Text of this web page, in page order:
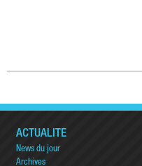
ACTUALITÉ
News du jour
Archives